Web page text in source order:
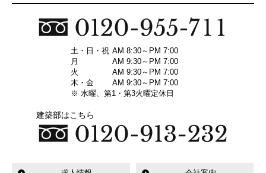
土・日・祝 AM 8:30～PM 7:00
月
AM 9:30～PM 7:00
火
AM 9:30～PM 7:00
木・金
AM 9:30～PM 7:00
※ 水曜、第1・第3火曜定休日
建築部はこちら